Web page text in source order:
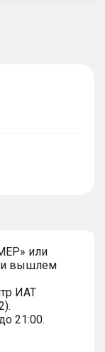
или
и вышлем
ИАТ
21:00.